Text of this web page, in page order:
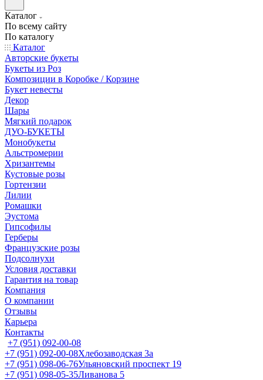
Каталог
По всему сайту
По каталогу
Каталог
Авторские букеты
Букеты из Роз
Композиции в Коробке / Корзине
Букет невесты
Декор
Шары
Мягкий подарок
ДУО-БУКЕТЫ
Монобукеты
Альстромерии
Хризантемы
Кустовые розы
Гортензии
Лилии
Ромашки
Эустома
Гипсофилы
Герберы
Французские розы
Подсолнухи
Условия доставки
Гарантия на товар
Компания
О компании
Отзывы
Карьера
Контакты
+7 (951) 092-00-08
+7 (951) 092-00-08Хлебозаводская 3а
+7 (951) 098-06-76Ульяновский проспект 19
+7 (951) 098-05-35Ливанова 5